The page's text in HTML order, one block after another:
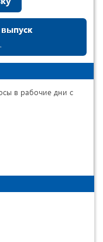
в рабочие дни с